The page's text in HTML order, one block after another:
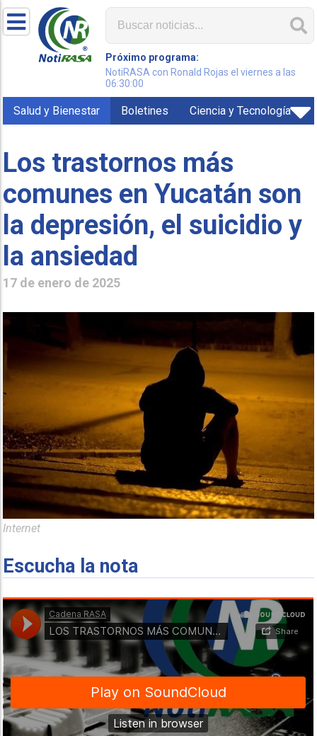
Próximo programa:
NotiRASA con Ronald Rojas el viernes a las
06:30:00
Salud y Bienestar Boletines Ciencia y Tecnología
Los trastornos más
comunes en Yucatán son
la depresión, el suicidio y
la ansiedad
17 de enero de 2025
Internet
Escucha la nota